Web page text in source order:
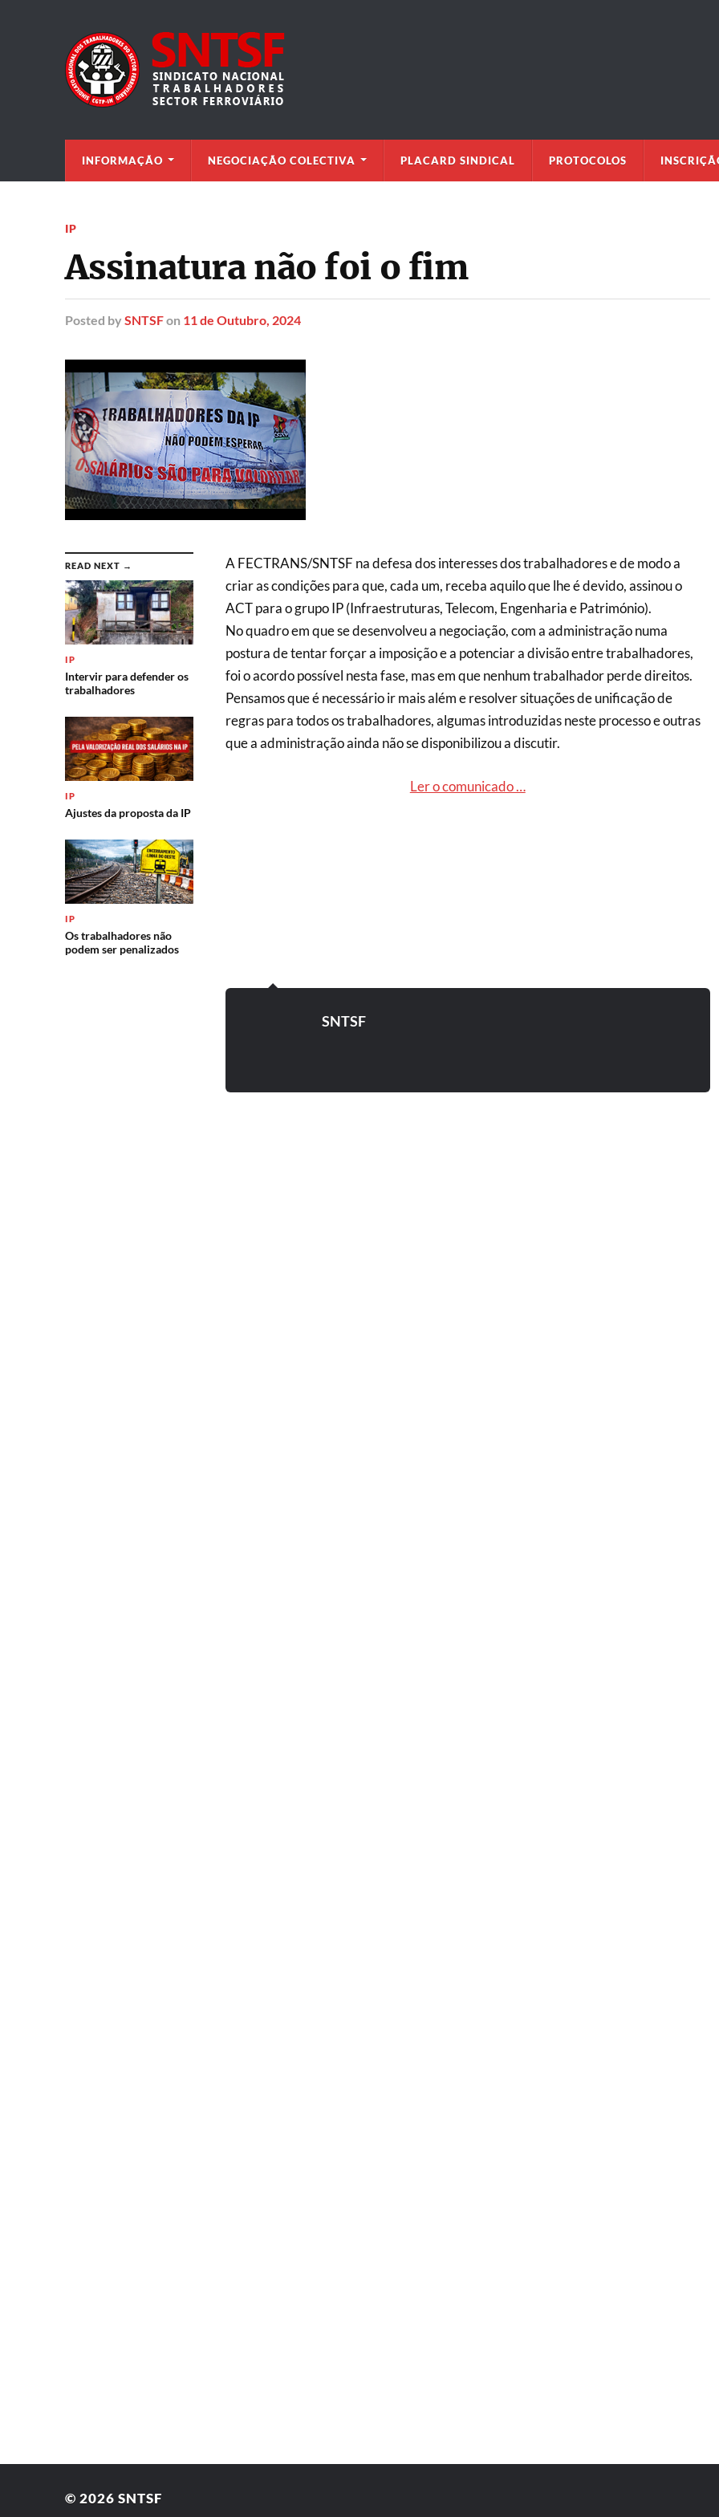
INFORMAÇÃO NEGOCIAÇÃO COLECTIVA PLACARD SINDICAL PROTOCOLOS
IP
Assinatura não foi o fim
Posted by SNTSFon 11 de Outubro, 2024
READ NEXT →
IP
Intervir para defender os
trabalhadores
IP
Ajustes da proposta da IP
IP
Os trabalhadores não
podem ser penalizados
A FECTRANS/SNTSF na defesa dos interesses dos trabalhadores e de modo a
criar as condições para que, cada um, receba aquilo que lhe é devido, assinou o
ACT para o grupo IP (Infraestruturas, Telecom, Engenharia e Património).
No quadro em que se desenvolveu a negociação, com a administração numa
postura de tentar forçar a imposição e a potenciar a divisão entre trabalhadores,
foi o acordo possível nesta fase, mas em que nenhum trabalhador perde direitos.
Pensamos que é necessário ir mais além e resolver situações de unificação de
regras para todos os trabalhadores, algumas introduzidas neste processo e outras
que a administração ainda não se disponibilizou a discutir.
Ler o comunicado …
SNTSF
© 2026 SNTSF